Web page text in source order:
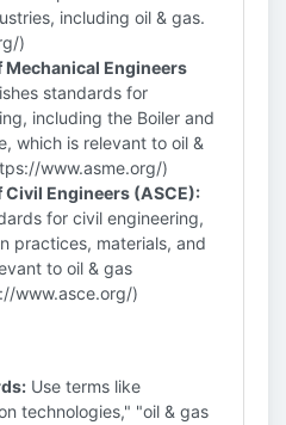
including oil & gas.
)
Engineers
standards for
including the Boiler and
which is relevant to oil &
www.asme.org/)
Engineers (ASCE):
for civil engineering,
practices, materials, and
to oil & gas
www.asce.org/)
Use terms like
technologies," "oil & gas